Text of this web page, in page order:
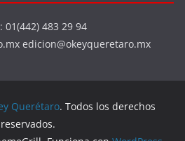
483 29 94
edicion@okeyqueretaro.mx
Querétaro. Todos los derechos
reservados.